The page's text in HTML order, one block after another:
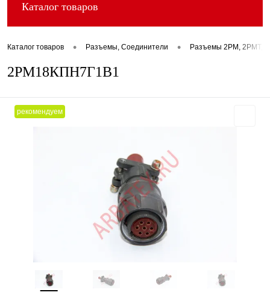
Каталог товаров
Каталог товаров • Разъемы, Соединители • Разъемы 2РМ, 2РМТ,
2РМ18КПН7Г1В1
рекомендуем